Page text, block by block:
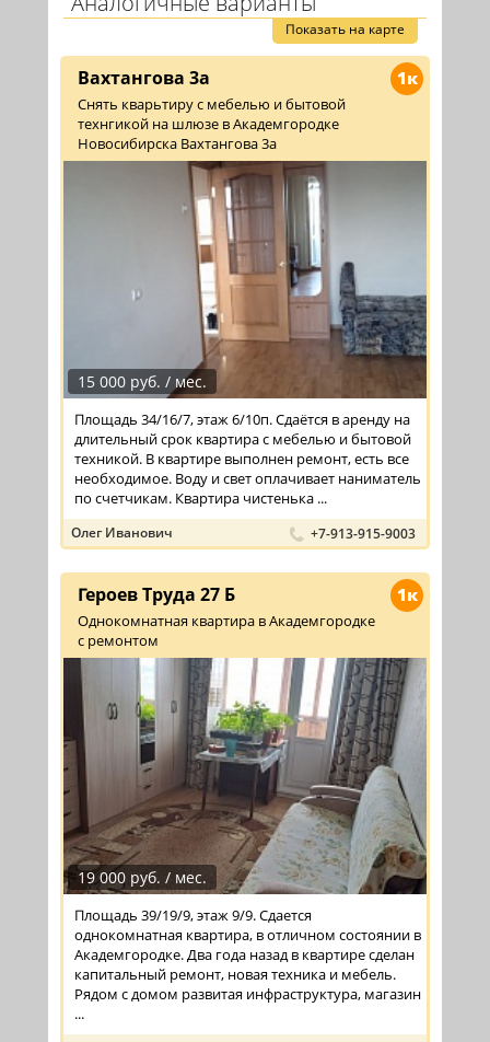
Показать на карте
1к
Вахтангова 3а
Снять кварьтиру с мебелью и бытовой
технгикой на шлюзе в Академгородке
Новосибирска Вахтангова 3а
15 000 руб. / мес.
Площадь 34/16/7, этаж 6/10п. Сдаётся в аренду на
длительный срок квартира с мебелью и бытовой
техникой. В квартире выполнен ремонт, есть все
необходимое. Воду и свет оплачивает наниматель
по счетчикам. Квартира чистенька ...
Олег Иванович +7-913-915-9003
1к
Героев Труда 27 Б
Однокомнатная квартира в Академгородке
с ремонтом
19 000 руб. / мес.
Площадь 39/19/9, этаж 9/9. Сдается
однокомнатная квартира, в отличном состоянии в
Академгородке. Два года назад в квартире сделан
капитальный ремонт, новая техника и мебель.
Рядом с домом развитая инфраструктура, магазин
...